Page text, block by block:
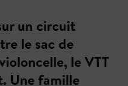
un circuit
le sac de
le VTT
Une famille